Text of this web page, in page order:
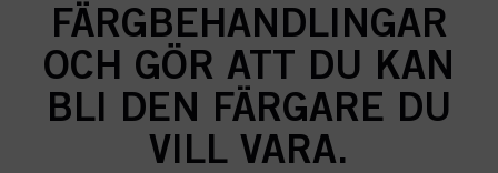
FÄRGBEHANDLINGAR
OCH GÖR ATT DU KAN
BLI DEN FÄRGARE DU
VILL VARA.